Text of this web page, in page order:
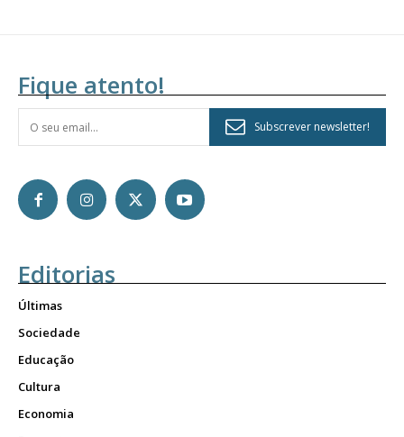
Fique atento!
Subscrever newsletter!
Editorias
Últimas
Sociedade
Educação
Cultura
Economia